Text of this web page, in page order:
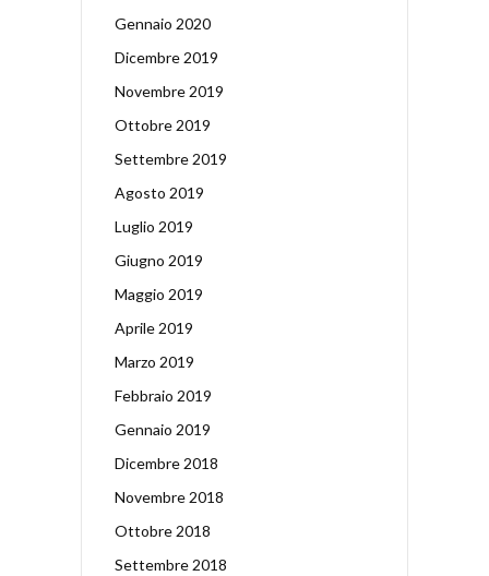
Gennaio 2020
Dicembre 2019
Novembre 2019
Ottobre 2019
Settembre 2019
Agosto 2019
Luglio 2019
Giugno 2019
Maggio 2019
Aprile 2019
Marzo 2019
Febbraio 2019
Gennaio 2019
Dicembre 2018
Novembre 2018
Ottobre 2018
Settembre 2018